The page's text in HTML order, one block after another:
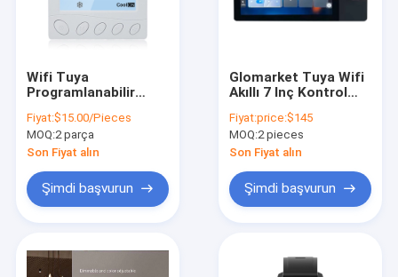
Wifi Tuya
Programlanabilir
Termostatı
Dokunmatik Ekran
Yerden Sıcaklık
Kontrol Cihazı
Fiyat:$15.00/Pieces
MOQ:2 parça
Son Fiyat alın
Şimdi başvurun
Glomarket Tuya Wifi
Akıllı 7 Inç Kontrol
Fonksiyonlu Ble
Müzik Duvar
Dokunmatik Ekranı
Zigbee Hub Geçit
Merkezi Kontrol
Fiyat:price:$145
MOQ:2 pieces
Son Fiyat alın
Şimdi başvurun